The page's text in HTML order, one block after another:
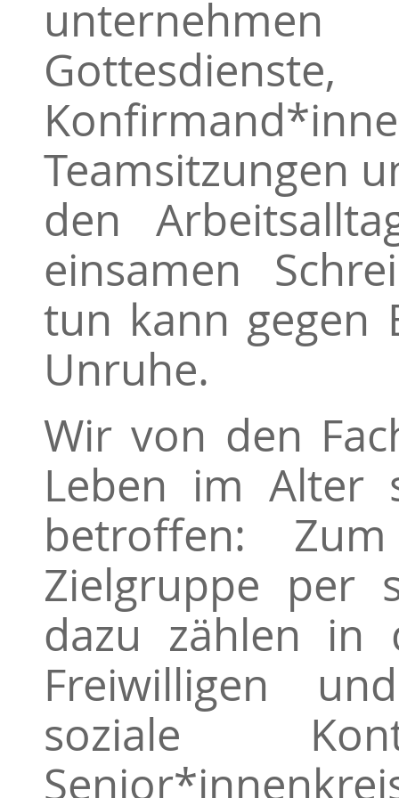
Teamsitzungen
den
einsamen
tun kann gegen
Unruhe.
Wir von den
Leben im Alter
betroffen:
Zielgruppe per
dazu zählen in
Freiwilligen
soziale